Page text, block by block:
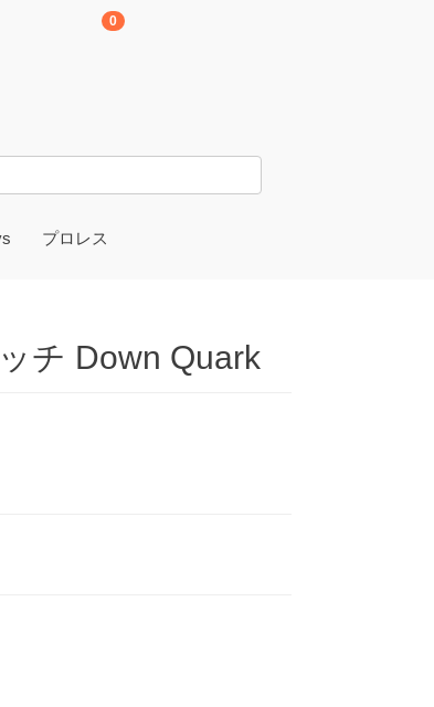
0
プロレス
チ Down Quark